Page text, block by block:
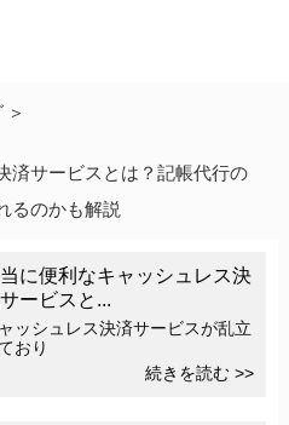
済サービスとは？記帳代行の
るのかも解説
に便利なキャッシュレス決
ービスと...
ッシュレス決済サービスが乱立
おり
続きを読む >>